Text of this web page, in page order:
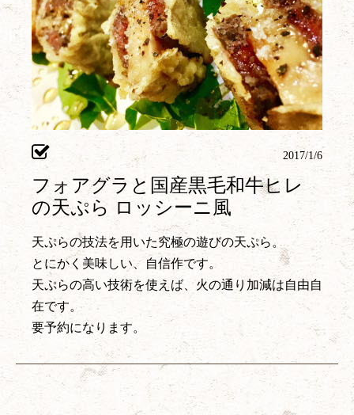
2017/1/6
フォアグラと国産黒毛和牛ヒレ
の天ぷら ロッシーニ風
天ぷらの技法を用いた究極の遊びの天ぷら。
とにかく美味しい、自信作です。
天ぷらの高い技術を使えば、火の通り加減は自由自
在です。
要予約になります。